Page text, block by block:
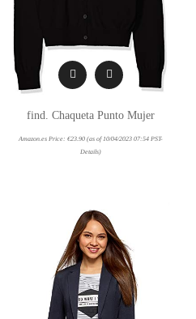
find. Chaqueta Punto Mujer
Amazon.es Price: €23.90 (as of 10/04/2023 07:54 PST-
Details)